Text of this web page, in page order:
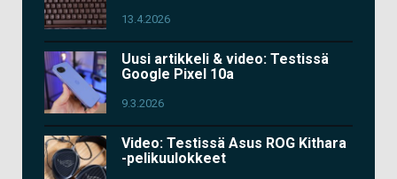
13.4.2026
Uusi artikkeli & video: Testissä
Google Pixel 10a
9.3.2026
Video: Testissä Asus ROG Kithara
-pelikuulokkeet